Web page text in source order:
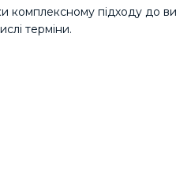
комплексному підходу до
терміни.